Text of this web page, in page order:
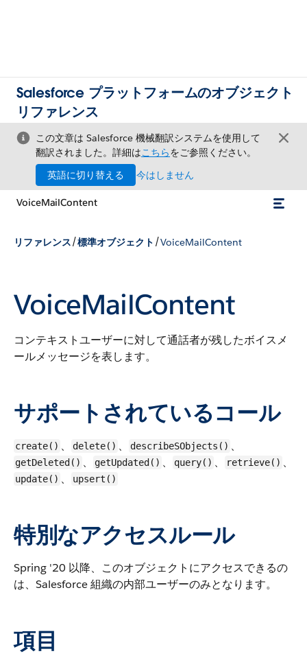
Salesforce プラットフォームのオブジェクト
リファレンス
この文章は Salesforce 機械翻訳システムを使用して
翻訳されました。詳細はこちらをご参照ください。
英語に切り替える
今はしません
VoiceMailContent
リファレンス/標準オブジェクト /VoiceMailContent
VoiceMailContent
コンテキストユーザーに対して通話者が残したボイスメ
ールメッセージを表します。
サポートされているコール
create() 、 delete() 、 describeSObjects() 、
getDeleted() 、 getUpdated() 、 query() 、 retrieve() 、
update() 、 upsert()
特別なアクセスルール
Spring '20 以降、このオブジェクトにアクセスできるの
は、Salesforce 組織の内部ユーザーのみとなります。
項目